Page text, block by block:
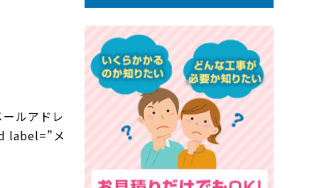
ルアドレ
label=”メ